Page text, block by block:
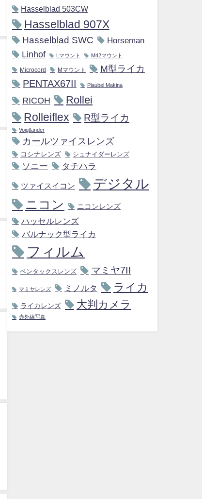
Hasselblad 503CW
Hasselblad 907X
Hasselblad SWC Horseman
Linhof Lマウント M42マウント
Microcord Mマウント
M型ライカ
PENTAX67II
Plaubel Makina
RICOH
Rollei
Rolleiflex
R型ライカ
Voigtlander
カールツァイスレンズ
コシナレンズ シュナイダーレンズ
ソニー タチハラ
ツァイスイコン デジタル
ニコン ニコンレンズ
ハッセルレンズ
バルナック型ライカ
フィルム
ペンタックスレンズ マミヤ7II
マミヤレンズ ミノルタ ライカ
ライカレンズ 大判カメラ
赤外線写真